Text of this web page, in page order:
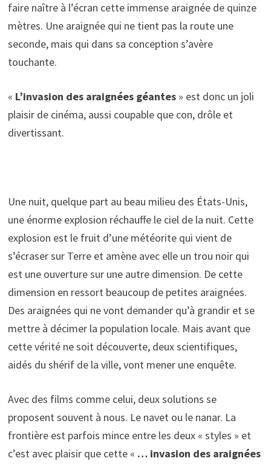
faire naître à l’écran cette immense araignée de quinze
mètres. Une araignée qui ne tient pas la route une
seconde, mais qui dans sa conception s’avère
touchante.
« L’invasion des araignées géantes» est donc un joli
plaisir de cinéma, aussi coupable que con, drôle et
divertissant.
Une nuit, quelque part au beau milieu des États-Unis,
une énorme explosion réchauffe le ciel de la nuit. Cette
explosion est le fruit d’une météorite qui vient de
s’écraser sur Terre et amène avec elle un trou noir qui
est une ouverture sur une autre dimension. De cette
dimension en ressort beaucoup de petites araignées.
Des araignées qui ne vont demander qu’à grandir et se
mettre à décimer la population locale. Mais avant que
cette vérité ne soit découverte, deux scientifiques,
aidés du shérif de la ville, vont mener une enquête.
Avec des films comme celui, deux solutions se
proposent souvent à nous. Le navet ou le nanar. La
frontière est parfois mince entre les deux « styles » et
c’est avec plaisir que cette « … invasion des araignées